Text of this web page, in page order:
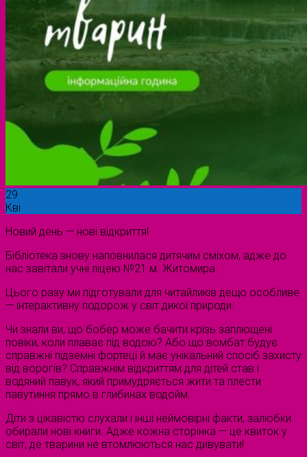
29
Кві
Новий день — нові відкриття!
Бібліотека знову наповнилася дитячим сміхом, адже до
нас завітали учні ліцею №21 м. Житомира.
Цього разу ми підготували для читайликів дещо особливе
— інтерактивну подорож у світ дикої природи.
Чи знали ви, що бобер може бачити крізь заплющені
повіки, коли плаває під водою? Або що вомбат будує
справжні підземні фортеці й має унікальний спосіб захисту
від ворогів? Справжнім відкриттям для дітей став і
водяний павук, який примудряється жити та плести
павутиння прямо в глибинах водойм.
Діти з цікавістю слухали і інші неймовірні факти, залюбки
обирали нові книги. Адже кожна сторінка — це квиток у
світ, де тварини не втомлюються нас дивувати!